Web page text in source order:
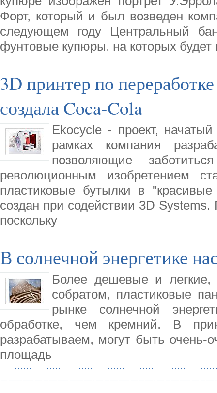
Форт, который и был возведен
следующем году Центральный
фунтовые купюры, на которых будет
3D принтер по
создала Coca-Cola
Ekocycle - проект,
рамках компания
позволяющие
революционным изобретением
пластиковые бутылки в
создан при содействии 3D
поскольку
В солнечной энергетике
Более дешевые и
собратом, пластиковые
рынке солнечной
обработке, чем кремний. В
разрабатываем, могут быть
площадь